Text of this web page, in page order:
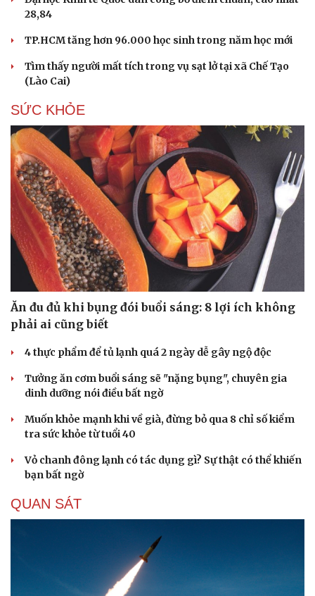
28,84
TP.HCM tăng hơn 96.000 học sinh trong năm học mới
Tìm thấy người mất tích trong vụ sạt lở tại xã Chế Tạo
(Lào Cai)
SỨC KHỎE
Ăn đu đủ khi bụng đói buổi sáng: 8 lợi ích không
phải ai cũng biết
4 thực phẩm để tủ lạnh quá 2 ngày dễ gây ngộ độc
Tưởng ăn cơm buổi sáng sẽ "nặng bụng", chuyên gia
dinh dưỡng nói điều bất ngờ
Muốn khỏe mạnh khi về già, đừng bỏ qua 8 chỉ số kiểm
tra sức khỏe từ tuổi 40
Vỏ chanh đông lạnh có tác dụng gì? Sự thật có thể khiến
bạn bất ngờ
QUAN SÁT